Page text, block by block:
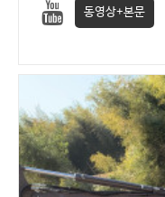
동영상+본문